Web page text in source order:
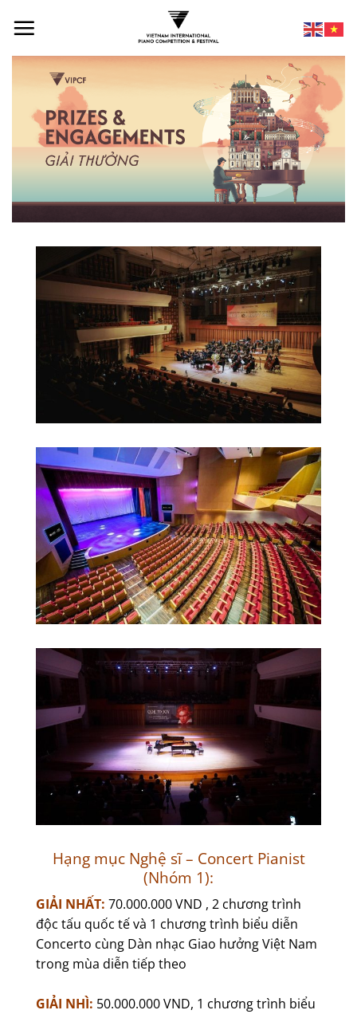
Hạng mục Nghệ sĩ – Concert Pianist
(Nhóm 1):
GIẢI NHẤT: 70.000.000 VND , 2 chương trình
độc tấu quốc tế và 1 chương trình biểu diễn
Concerto cùng Dàn nhạc Giao hưởng Việt Nam
trong mùa diễn tiếp theo
GIẢI NHÌ: 50.000.000 VND, 1 chương trình biểu